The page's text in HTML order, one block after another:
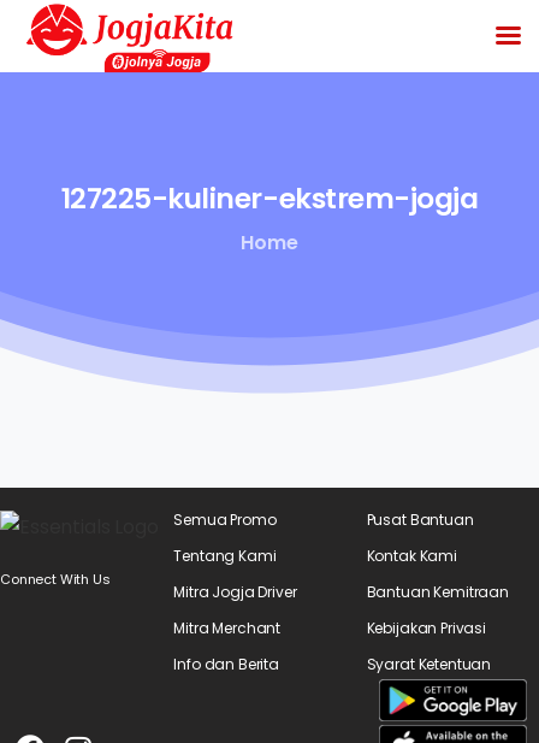
127225-kuliner-ekstrem-jogja
Home
Connect With Us
Semua Promo
Tentang Kami
Mitra Jogja Driver
Mitra Merchant
Info dan Berita
Pusat Bantuan
Kontak Kami
Bantuan Kemitraan
Kebijakan Privasi
Syarat Ketentuan